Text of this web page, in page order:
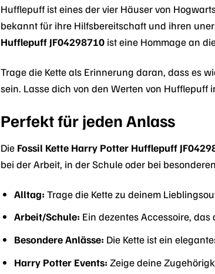
Hufflepuff ist eines der vier Häuser von
bekannt für ihre Hilfsbereitschaft und ihren
Hufflepuff JF04298710 ist eine Hommage an
Trage die Kette als Erinnerung daran, dass es
sein. Lasse dich von den Werten von
Perfekt für jeden Anlass
Die Fossil Kette Harry Potter Hufflepuff
bei der Arbeit, in der Schule oder bei
Alltag: Trage die Kette zu deinem
Arbeit/Schule: Ein dezentes Accessoire,
Besondere Anlässe: Die Kette ist ein
Harry Potter Events: Zeige deine